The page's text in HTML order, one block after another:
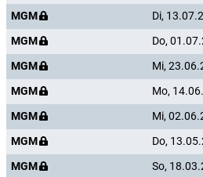
MGM Di,
MGM
Do,
MGM
Mi,
MGM
Mo,
MGM
Mi,
MGM
Do,
MGM
So,